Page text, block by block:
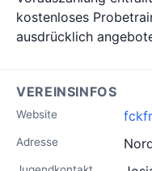
kostenloses
ausdrücklich
VEREINSINFOS
Website
Adresse